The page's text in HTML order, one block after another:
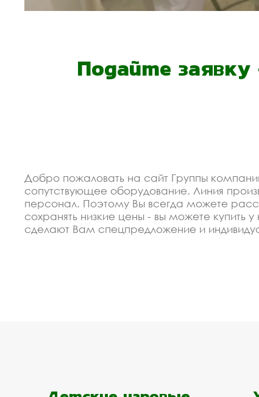
Подайте
Добро пожаловать на сайт Группы
сопутствующее оборудование. Линия
персонал. Поэтому Вы всегда можете
сохранять низкие цены - вы можете
сделают Вам спецпредложение и
Спецпредложение от